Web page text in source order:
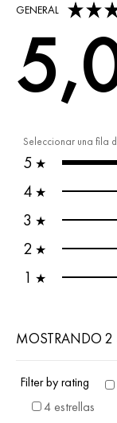
Seleccionar una fila
5 ★
4 ★
3 ★
2 ★
1 ★
GENERAL
5,0 out of 5 stars
MOSTRANDO 2
Filter by rating
4 estrellas